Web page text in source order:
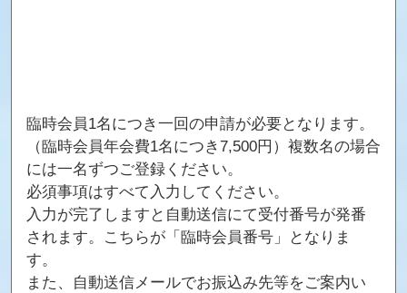
臨時会員1名につき一回の申請が必要となります。
（臨時会員年会費1名につき7,500円）複数名の場合
には一名ずつご登録ください。
必須事項はすべて入力してください。
入力が完了しますと自動送信にて受付番号が発番
されます。こちらが「臨時会員番号」となりま
す。
また、自動送信メールでお振込み先等をご案内い